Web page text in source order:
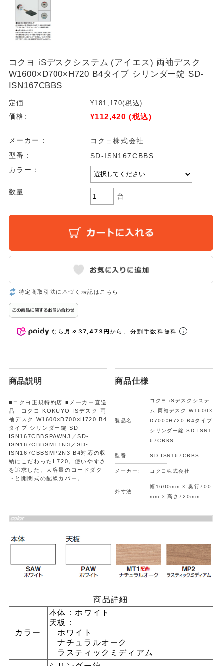
コクヨ iSデスクシステム (アイエス) 両袖デスク
W1600×D700×H720 B4タイプ シリンダー錠 SD-
ISN167CBBS
定価: ¥181,170(税込)
価格:
¥112,420 (税込)
メーカー：
コクヨ株式会社
型番：
SD-ISN167CBBS
カラー：
数量:
台
特定商取引法に基づく表記はこちら
なら 月々37,473円から。分割手数料無料
商品説明
■コクヨ正規特約店 ■メーカー直送
品 コクヨ KOKUYO ISデスク 両
袖デスク W1600×D700×H720 B4
タイプ シリンダー錠 SD-
ISN167CBBSPAWN3／SD-
ISN167CBBSMT1N3／SD-
ISN167CBBSMP2N3 B4対応の収
納にこだわったH720。使いやすさ
を追求した、大容量のコードダク
トと開閉式の配線カバー。
商品仕様
製品名:
コクヨ iSデスクシステ
ム 両袖デスク W1600×
D700×H720 B4タイプ
シリンダー錠 SD-ISN1
67CBBS
型番: SD-ISN167CBBS
メーカー: コクヨ株式会社
外寸法:
幅1600mm × 奥行700
mm × 高さ720mm
商品詳細
カラー
本体：ホワイト
天板：
ホワイト
ナチュラルオーク
ラスティックミディアム